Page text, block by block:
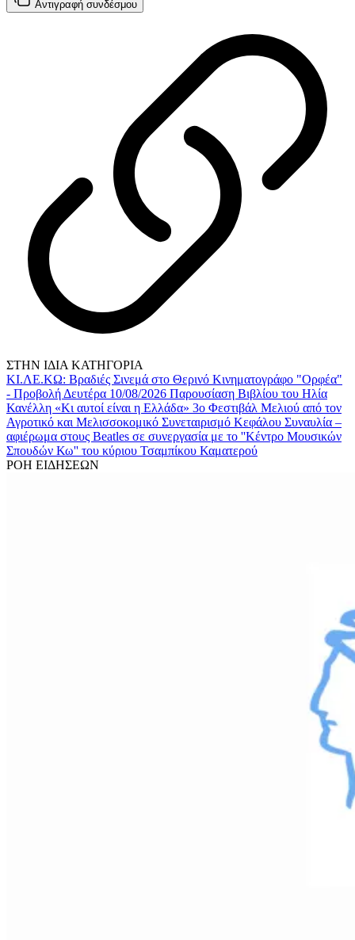
Αντιγραφή συνδέσμου
ΣΤΗΝ ΙΔΙΑ ΚΑΤΗΓΟΡΙΑ
ΚΙ.ΛΕ.ΚΩ: Βραδιές Σινεμά στο Θερινό Κινηματογράφο "Ορφέα"
- Προβολή Δευτέρα 10/08/2026 Παρουσίαση Βιβλίου του Ηλία
Κανέλλη «Κι αυτοί είναι η Ελλάδα» 3ο Φεστιβάλ Μελιού από τον
Αγροτικό και Μελισσοκομικό Συνεταιρισμό Κεφάλου Συναυλία –
αφιέρωμα στους Beatles σε συνεργασία με το ''Κέντρο Μουσικών
Σπουδών Κω'' του κύριου Τσαμπίκου Καματερού
ΡΟΗ ΕΙΔΗΣΕΩΝ